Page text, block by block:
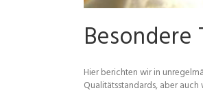
Hier berichten wir in
Qualitätsstandards, aber